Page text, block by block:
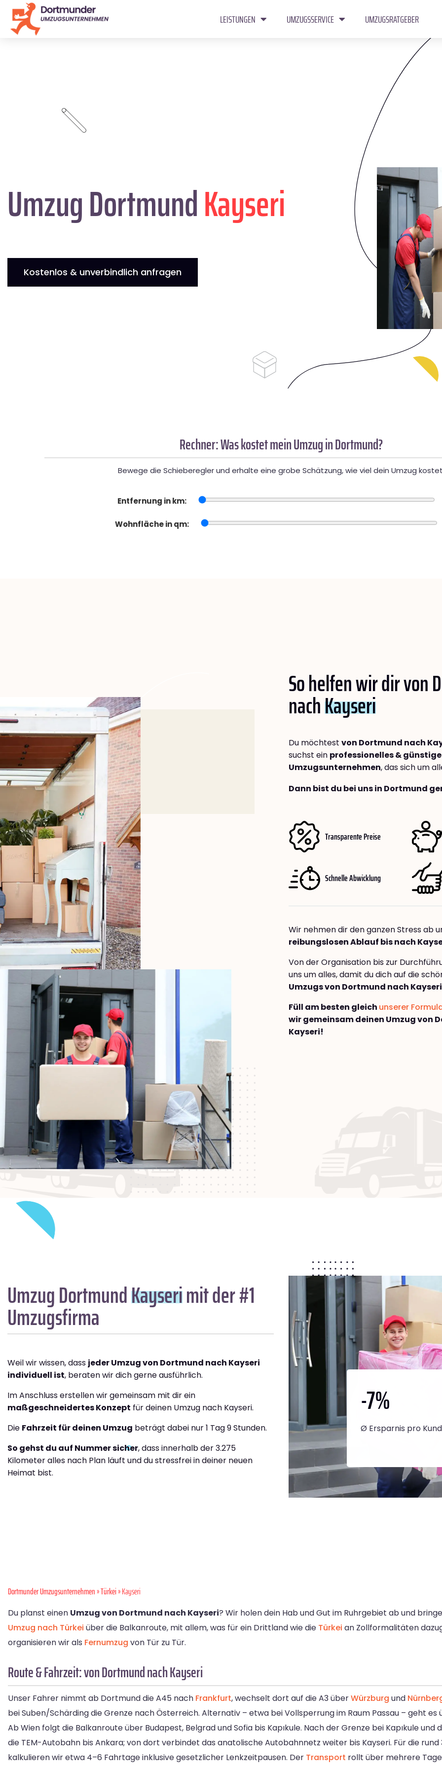
LEISTUNGEN UMZUGSSERVICE UMZUGSRATGEBER
Umzug DortmundKayseri
Kostenlos & unverbindlich anfragen
Rechner: Was kostet mein Umzug in Dortmund?
Bewege die Schieberegler und erhalte eine grobe Schätzung, wie viel dein Umzug
Entfernung in km:
Wohnfläche in qm:
So helfen wir dir von
nachKayseri
Du möchtest von Dortmund nach
suchst ein professionelles &
Umzugsunternehmen, das sich um
Dann bist du bei uns in Dortmund
Transparente Preise
Schnelle Abwicklung
Wir nehmen dir den ganzen Stress ab
reibungslosen Ablauf bis nach
Von der Organisation bis zur
uns um alles, damit du dich auf die
Umzugs von Dortmund nach Kayseri
Füll am besten gleich unserer
wir gemeinsam deinen Umzug von
Kayseri!
Umzug DortmundKayserimit der #1
Umzugsfirma
Weil wir wissen, dass jeder Umzug von Dortmund nach Kayseri
individuell ist, beraten wir dich gerne ausführlich.
Im Anschluss erstellen wir gemeinsam mit dir ein
maßgeschneidertes Konzept für deinen Umzug nach Kayseri.
Die Fahrzeit für deinen Umzug beträgt dabei nur 1 Tag 9 Stunden.
So gehst du auf Nummer sicher, dass innerhalb der 3.275
Kilometer alles nach Plan läuft und du stressfrei in deiner neuen
Heimat bist.
-7%
Ø Ersparnis pro
Dortmunder Umzugsunternehmen»Türkei» Kayseri
Du planst einen Umzug von Dortmund nach Kayseri? Wir holen dein Hab und Gut im Ruhrgebiet ab und
Umzug nach Türkei über die Balkanroute, mit allem, was für ein Drittland wie die Türkei an Zollformalitäten
organisieren wir als Fernumzug von Tür zu Tür.
Route & Fahrzeit: von Dortmund nach Kayseri
Unser Fahrer nimmt ab Dortmund die A45 nach Frankfurt, wechselt dort auf die A3 überWürzburg und
bei Suben/Schärding die Grenze nach Österreich. Alternativ – etwa bei Vollsperrung im Raum Passau – geht es
Ab Wien folgt die Balkanroute über Budapest, Belgrad und Sofia bis Kapıkule. Nach der Grenze bei Kapıkule
die TEM-Autobahn bis Ankara; von dort verbindet das anatolische Autobahnnetz weiter bis Kayseri. Für die rund
kalkulieren wir etwa 4–6 Fahrtage inklusive gesetzlicher Lenkzeitpausen. Der Transport rollt über mehrere